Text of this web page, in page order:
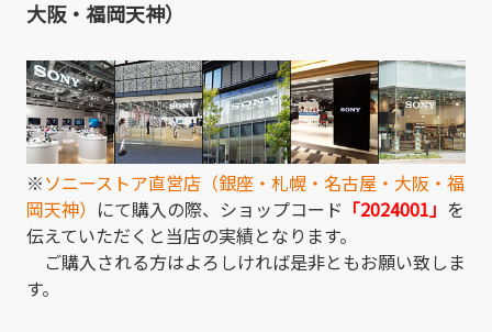
大阪・福岡天神）
※ソニーストア直営店（銀座・札幌・名古屋・大阪・福
岡天神） にて購入の際、ショップコード 「2024001」 を
伝えていただくと当店の実績となります。
ご購入される方はよろしければ是非ともお願い致しま
す。